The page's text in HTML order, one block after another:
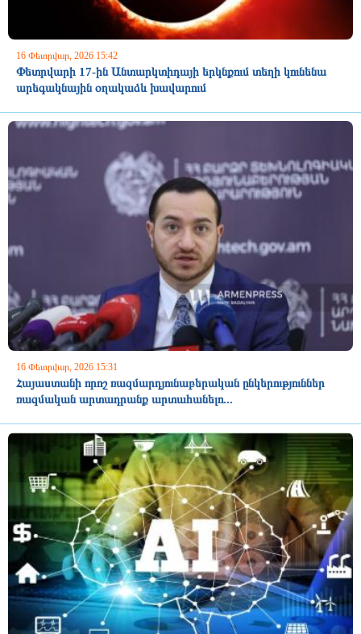
16 Փետրվար, 2026 15:42
Փետրվարի 17-ին Անտարկտիդայի երկնքում տեղի կունենա
արեգակնային օղակաձև խավարում
16 Փետրվար, 2026 15:31
Հայաստանի որոշ ռազմարդյունաբերական ընկերություններ
ռազմական արտադրանք արտահանելո...